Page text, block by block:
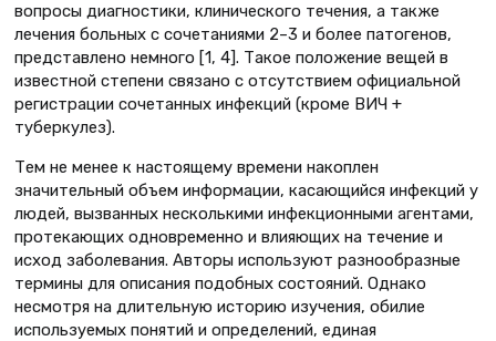
вопросы диагностики, клинического течения, а также
лечения больных с сочетаниями 2–3 и более патогенов,
представлено немного [1, 4]. Такое положение вещей в
известной степени связано с отсутствием официальной
регистрации сочетанных инфекций (кроме ВИЧ +
туберкулез).
Тем не менее к настоящему времени накоплен
значительный объем информации, касающийся инфекций у
людей, вызванных несколькими инфекционными агентами,
протекающих одновременно и влияющих на течение и
исход заболевания. Авторы используют разнообразные
термины для описания подобных состояний. Однако
несмотря на длительную историю изучения, обилие
используемых понятий и определений, единая